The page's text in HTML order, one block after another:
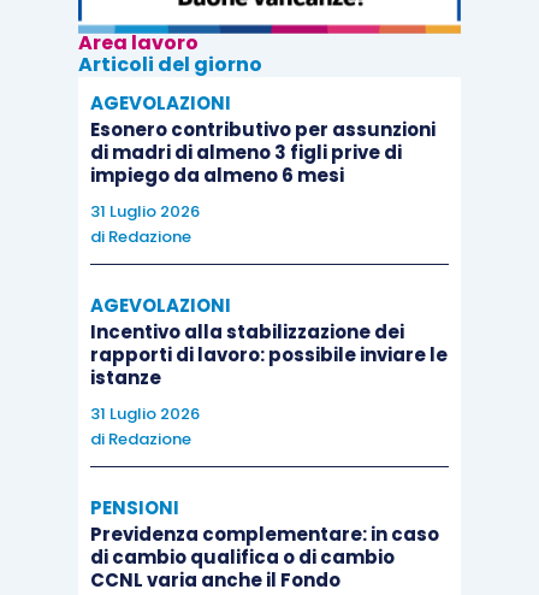
Area lavoro
Articoli del giorno
AGEVOLAZIONI
Esonero contributivo per assunzioni
di madri di almeno 3 figli prive di
impiego da almeno 6 mesi
31 Luglio 2026
di Redazione
AGEVOLAZIONI
Incentivo alla stabilizzazione dei
rapporti di lavoro: possibile inviare le
istanze
31 Luglio 2026
di Redazione
PENSIONI
Previdenza complementare: in caso
di cambio qualifica o di cambio
CCNL varia anche il Fondo